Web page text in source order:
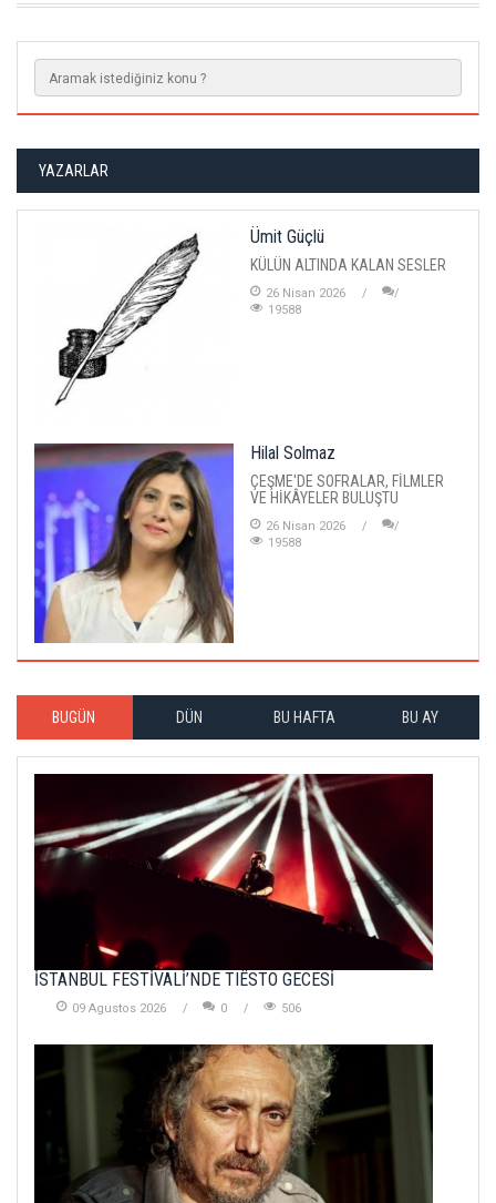
YAZARLAR
Ümit Güçlü
KÜLÜN ALTINDA KALAN SESLER
26 Nisan 2026
19588
Hilal Solmaz
ÇEŞME'DE SOFRALAR, FİLMLER
VE HİKÂYELER BULUŞTU
26 Nisan 2026
19588
BUGÜN DÜN BU HAFTA BU AY
İSTANBUL FESTİVALİ’NDE TIËSTO GECESİ
09 Agustos 2026 0 506